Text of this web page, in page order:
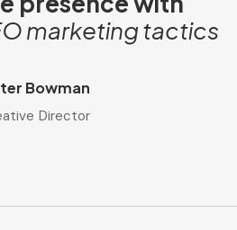
marketing tactics
Bowman
Director